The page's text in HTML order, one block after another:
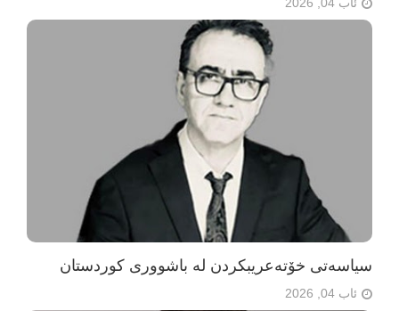
ئاب 04, 2026
سیاسەتی خۆتەعریبکردن لە باشووری کوردستان
ئاب 04, 2026